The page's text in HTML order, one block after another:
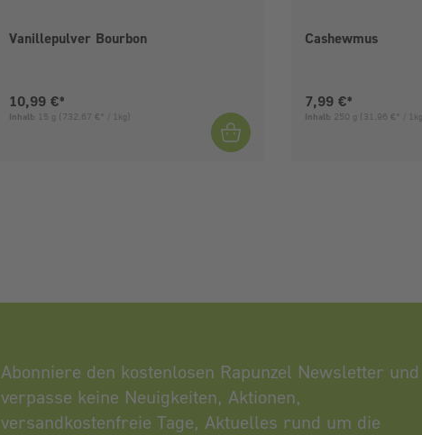
Vanillepulver Bourbon
Aktueller Preis:
10,99 €*
Inhalt: 15 g (732,67 €* / 1kg)
Cashewmus
Aktueller Preis:
7,99 €*
Inhalt: 250 g (31,96 €* / 1kg)
Abonniere den kostenlosen Rapunzel Newsletter und
verpasse keine Neuigkeiten, Aktionen,
versandkostenfreie Tage, Aktuelles rund um die